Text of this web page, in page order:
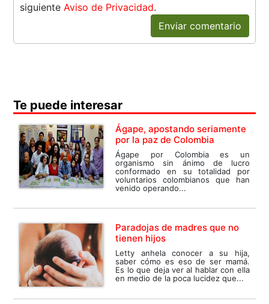
siguiente Aviso de Privacidad.
Enviar comentario
Te puede interesar
Ágape, apostando seriamente
por la paz de Colombia
Ágape por Colombia es un
organismo sin ánimo de lucro
conformado en su totalidad por
voluntarios colombianos que han
venido operando...
Paradojas de madres que no
tienen hijos
Letty anhela conocer a su hija,
saber cómo es eso de ser mamá.
Es lo que deja ver al hablar con ella
en medio de la poca lucidez que...